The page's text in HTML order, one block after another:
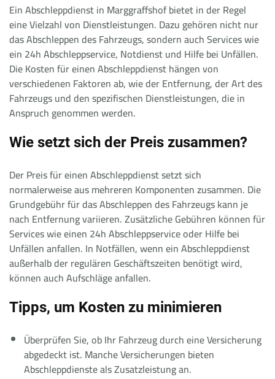
Ein Abschleppdienst in Marggraffshof bietet in der Regel
eine Vielzahl von Dienstleistungen. Dazu gehören nicht nur
das Abschleppen des Fahrzeugs, sondern auch Services wie
ein 24h Abschleppservice, Notdienst und Hilfe bei Unfällen.
Die Kosten für einen Abschleppdienst hängen von
verschiedenen Faktoren ab, wie der Entfernung, der Art des
Fahrzeugs und den spezifischen Dienstleistungen, die in
Anspruch genommen werden.
Wie setzt sich der Preis zusammen?
Der Preis für einen Abschleppdienst setzt sich
normalerweise aus mehreren Komponenten zusammen. Die
Grundgebühr für das Abschleppen des Fahrzeugs kann je
nach Entfernung variieren. Zusätzliche Gebühren können für
Services wie einen 24h Abschleppservice oder Hilfe bei
Unfällen anfallen. In Notfällen, wenn ein Abschleppdienst
außerhalb der regulären Geschäftszeiten benötigt wird,
können auch Aufschläge anfallen.
Tipps, um Kosten zu minimieren
Überprüfen Sie, ob Ihr Fahrzeug durch eine Versicherung
abgedeckt ist. Manche Versicherungen bieten
Abschleppdienste als Zusatzleistung an.